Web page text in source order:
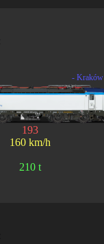
- Kraków
193
160 km/h
210 t